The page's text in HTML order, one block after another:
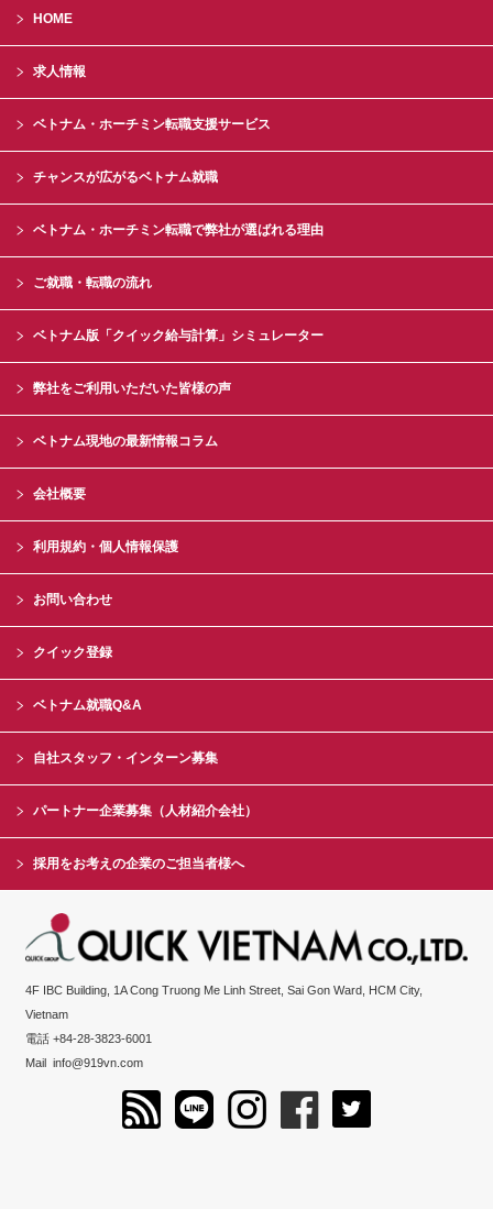
HOME
求人情報
ベトナム・ホーチミン転職支援サービス
チャンスが広がるベトナム就職
ベトナム・ホーチミン転職で弊社が選ばれる理由
ご就職・転職の流れ
ベトナム版「クイック給与計算」シミュレーター
弊社をご利用いただいた皆様の声
ベトナム現地の最新情報コラム
会社概要
利用規約・個人情報保護
お問い合わせ
クイック登録
ベトナム就職Q&A
自社スタッフ・インターン募集
パートナー企業募集（人材紹介会社）
採用をお考えの企業のご担当者様へ
4F IBC Building, 1A Cong Truong Me Linh Street, Sai Gon Ward, HCM City,
Vietnam
電話 +84-28-3823-6001
Mailinfo@919vn.com